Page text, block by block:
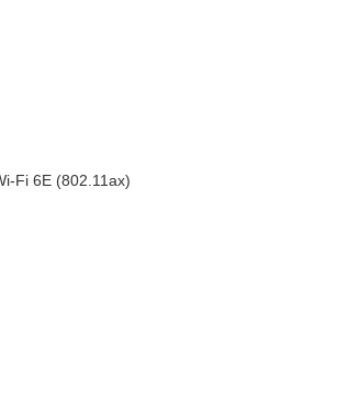
Fi 6E (802.11ax)